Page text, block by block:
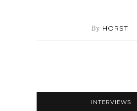
By HORST
INTERVIEWS